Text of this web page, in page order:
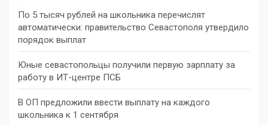
По 5 тысяч рублей на школьника перечислят
автоматически: правительство Севастополя утвердило
порядок выплат
Юные севастопольцы получили первую зарплату за
работу в ИТ-центре ПСБ
В ОП предложили ввести выплату на каждого
школьника к 1 сентября